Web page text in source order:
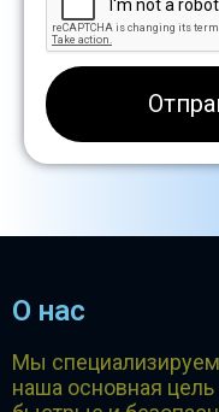
О нас
Мы
наша основная